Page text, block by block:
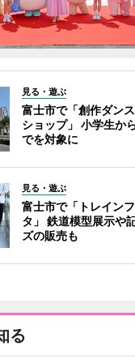
見る・遊ぶ
富士市で「創作ダン
ショップ」 小学生か
でを対象に
見る・遊ぶ
富士市で「トレイン
タ」 鉄道模型展示や
ズの販売も
る